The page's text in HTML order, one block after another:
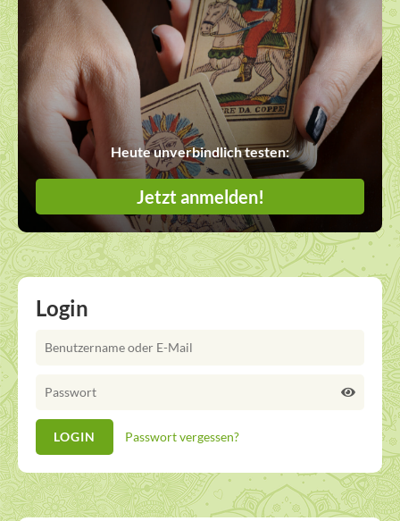
Heute unverbindlich testen:
Jetzt anmelden!
Login
Passwort vergessen?